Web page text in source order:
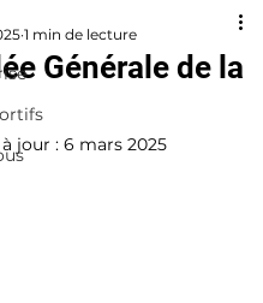
Générale de la
1 min de lecture
jour : 6 mars 2025